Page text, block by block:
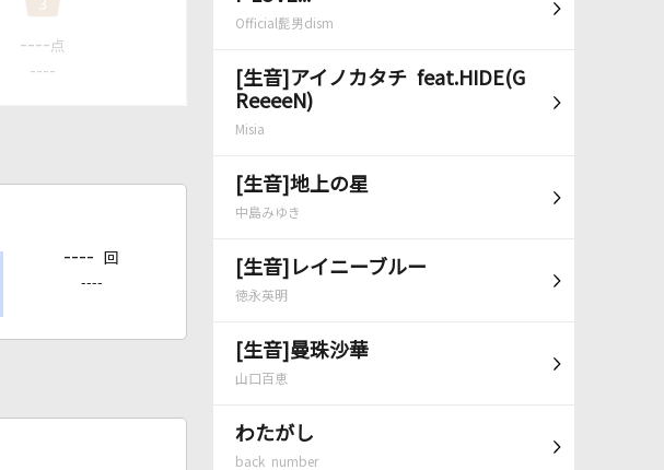
Official髭男dism
[生音]アイノカタチ feat.HIDE(G
ReeeeN)
Misia
[生音]地上の星
中島みゆき
[生音]レイニーブルー
徳永英明
[生音]曼珠沙華
山口百恵
わたがし
back number
3
---- 点
----
---- 回
----